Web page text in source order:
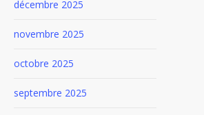
décembre 2025
novembre 2025
octobre 2025
septembre 2025